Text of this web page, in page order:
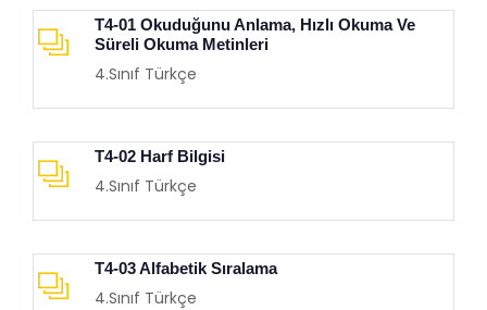
T4-01 Okuduğunu Anlama, Hızlı Okuma Ve
Süreli Okuma Metinleri
4.Sınıf Türkçe
T4-02 Harf Bilgisi
4.Sınıf Türkçe
T4-03 Alfabetik Sıralama
4.Sınıf Türkçe